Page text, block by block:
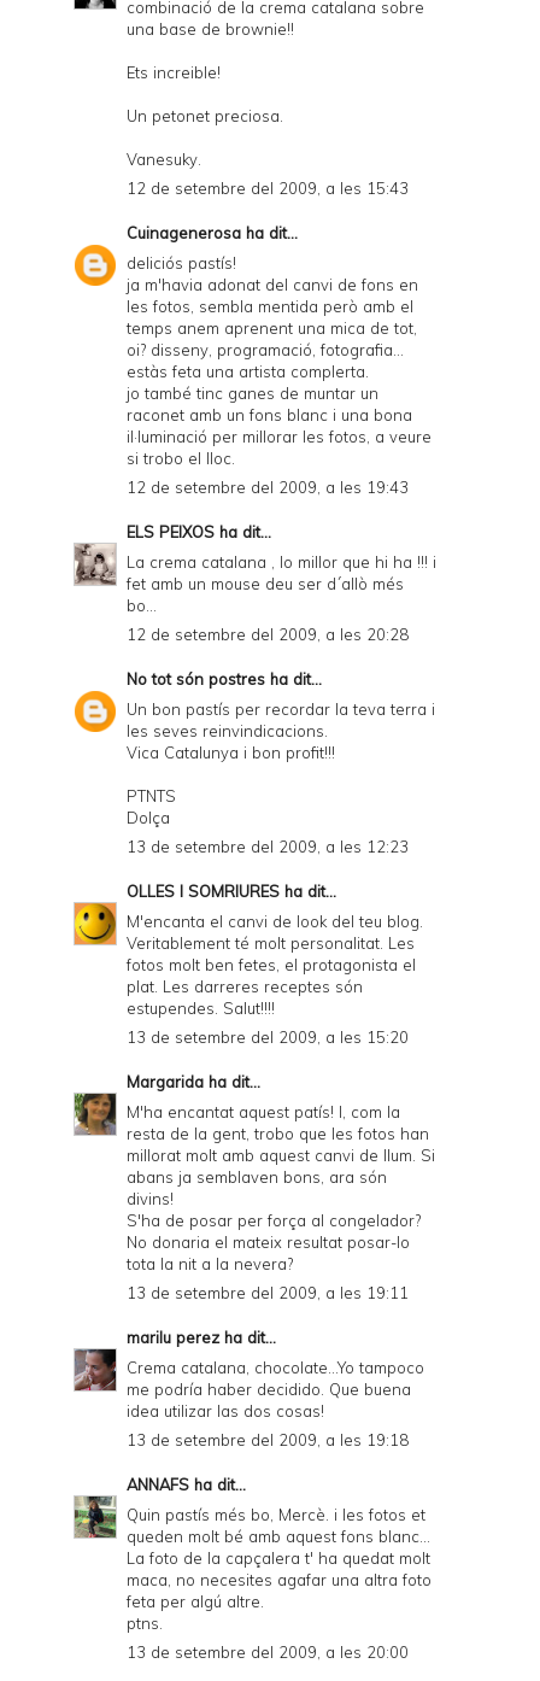
combinació de la crema catalana sobre
una base de brownie!!
Ets increible!
Un petonet preciosa.
Vanesuky.
12 de setembre del 2009, a les 15:43
Cuinagenerosa ha dit...
deliciós pastís!
ja m'havia adonat del canvi de fons en
les fotos, sembla mentida però amb el
temps anem aprenent una mica de tot,
oi? disseny, programació, fotografia...
estàs feta una artista complerta.
jo també tinc ganes de muntar un
raconet amb un fons blanc i una bona
il·luminació per millorar les fotos, a veure
si trobo el lloc.
12 de setembre del 2009, a les 19:43
ELS PEIXOS ha dit...
La crema catalana , lo millor que hi ha !!! i
fet amb un mouse deu ser d´allò més
bo...
12 de setembre del 2009, a les 20:28
No tot són postres ha dit...
Un bon pastís per recordar la teva terra i
les seves reinvindicacions.
Vica Catalunya i bon profit!!!
PTNTS
Dolça
13 de setembre del 2009, a les 12:23
OLLES I SOMRIURES ha dit...
M'encanta el canvi de look del teu blog.
Veritablement té molt personalitat. Les
fotos molt ben fetes, el protagonista el
plat. Les darreres receptes són
estupendes. Salut!!!!
13 de setembre del 2009, a les 15:20
Margarida ha dit...
M'ha encantat aquest patís! I, com la
resta de la gent, trobo que les fotos han
millorat molt amb aquest canvi de llum. Si
abans ja semblaven bons, ara són
divins!
S'ha de posar per força al congelador?
No donaria el mateix resultat posar-lo
tota la nit a la nevera?
13 de setembre del 2009, a les 19:11
marilu perezha dit...
Crema catalana, chocolate...Yo tampoco
me podría haber decidido. Que buena
idea utilizar las dos cosas!
13 de setembre del 2009, a les 19:18
ANNAFS ha dit...
Quin pastís més bo, Mercè. i les fotos et
queden molt bé amb aquest fons blanc...
La foto de la capçalera t' ha quedat molt
maca, no necesites agafar una altra foto
feta per algú altre.
ptns.
13 de setembre del 2009, a les 20:00